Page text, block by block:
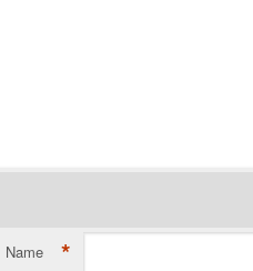
Name *